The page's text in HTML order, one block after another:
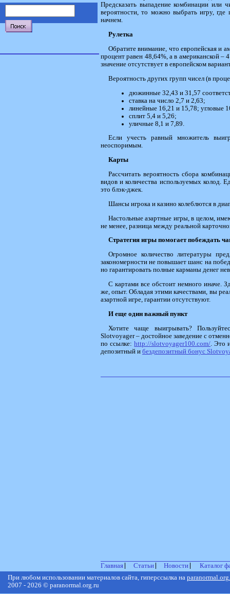
Предсказать выпадение комбинации или
вероятности, то можно выбрать игру,
начнем.
Рулетка
Обратите внимание, что европейская и
процент равен 48,64%, а в американской –
значение отсутствует в европейском
Вероятность других групп чисел (в
дюжинные 32,43 и 31,57
ставка на число 2,7 и 2,63;
линейные 16,21 и 15,78; угловые
сплит 5,4 и 5,26;
уличные 8,1 и 7,89.
Если учесть равный множитель
неоспоримым.
Карты
Рассчитать вероятность сбора
видов и количества используемых колод.
это блэк-джек.
Шансы игрока и казино колеблются в
Настольные азартные игры, в целом,
не менее, разница между реальной
Стратегия игры помогает побеждать
Огромное количество литературы
закономерности не повышает шанс на
но гарантировать полные карманы денег
С картами все обстоит немного иначе.
же, опыт. Обладая этими качествами, вы
азартной игре, гарантии отсутствуют.
И еще один важный пункт
Хотите чаще выигрывать?
Slotvoyager – достойное заведение с
по ссылке:http://slotvoyager100.com/ . Это
депозитный и бездепозитный бонус
Главная Статьи Новости
Каталог
При любом использовании материалов сайта, гиперссылка на
2007 - 2026 © paranormal.org.ru